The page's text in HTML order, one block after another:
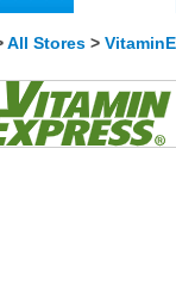
All Stores >